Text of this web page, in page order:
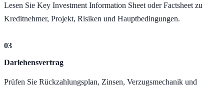
Lesen Sie Key Investment Information Sheet oder Factsheet zu
Kreditnehmer, Projekt, Risiken und Hauptbedingungen.
03
Darlehensvertrag
Prüfen Sie Rückzahlungsplan, Zinsen, Verzugsmechanik und